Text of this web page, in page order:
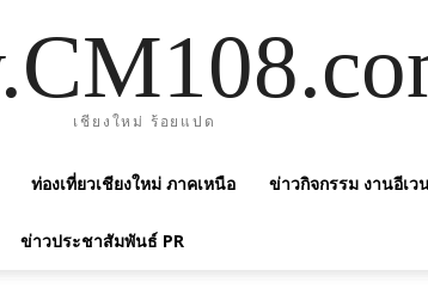
เชียงใหม่ ร้อยแปด
ท่องเที่ยวเชียงใหม่ ภาคเหนือ ข่าวกิจกรรม งานอีเว
ข่าวประชาสัมพันธ์ PR